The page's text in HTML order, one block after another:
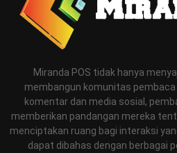
Miranda POS tidak hanya
membangun komunitas
komentar dan media sosial,
memberikan pandangan mereka
menciptakan ruang bagi interaksi
dapat dibahas dengan berbagai